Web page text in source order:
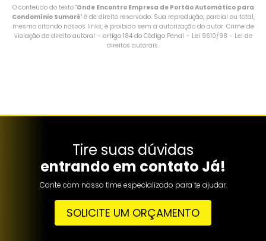
O conteúdo do texto "Onde Encontro Empresa de Portão Automático para
Condomínio Sumaré" é de direito reservado. Sua reprodução, parcial ou total,
mesmo citando nossos links, é proibida sem a autorização do autor. Crime de
violação de direito autoral – artigo 184 do Código Penal – Lei 9610/98 - Lei de
direitos autorais.
Tire suas dúvidas
entrando em contato Já!
Conte com nosso time especializado para te ajudar.
SOLICITE UM ORÇAMENTO